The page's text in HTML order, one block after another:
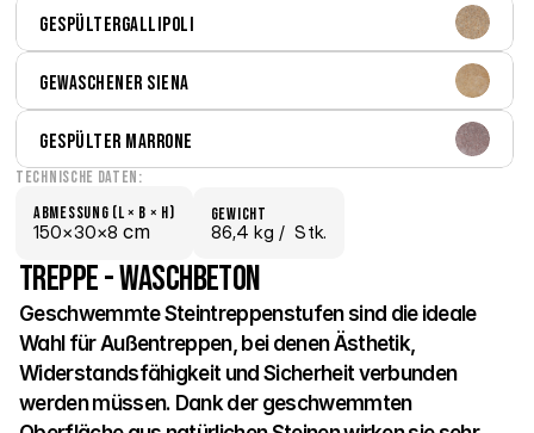
GespülterGallipoli
Gewaschener Siena
Gespülter Marrone
Technische Daten:
Abmessung (L × B × H)
150×30×8 cm
Gewicht
86,4 kg /
  Stk.
Treppe - Waschbeton
Geschwemmte Steintreppenstufen sind die ideale
Wahl für Außentreppen, bei denen Ästhetik,
Widerstandsfähigkeit und Sicherheit verbunden
werden müssen. Dank der geschwemmten